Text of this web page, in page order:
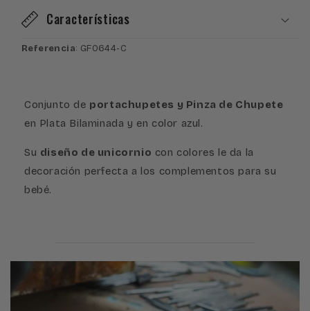
Azul
Azul
Características
Referencia: GF0644-C
Conjunto de portachupetes y Pinza de Chupete
en Plata Bilaminada y en color azul.
Su diseño de unicornio con colores le da la
decoración perfecta a los complementos para su
bebé.